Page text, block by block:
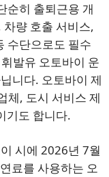
순히 출퇴근용 개
량 호출 서비스,
수단으로도 필수
발유 오토바이 운
니다. 오토바이 제
체, 도시 서비스 제
기도 합니다.
시에 2026년 7월
료를 사용하는 오